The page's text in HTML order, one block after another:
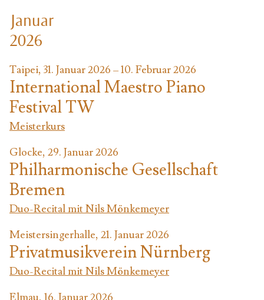
Januar
2026
Taipei, 31. Januar 2026 – 10. Februar 2026
International Maestro Piano
Festival TW
Meisterkurs
Glocke, 29. Januar 2026
Philharmonische Gesellschaft
Bremen
Duo-Recital mit Nils Mönkemeyer
Meistersingerhalle, 21. Januar 2026
Privatmusikverein Nürnberg
Duo-Recital mit Nils Mönkemeyer